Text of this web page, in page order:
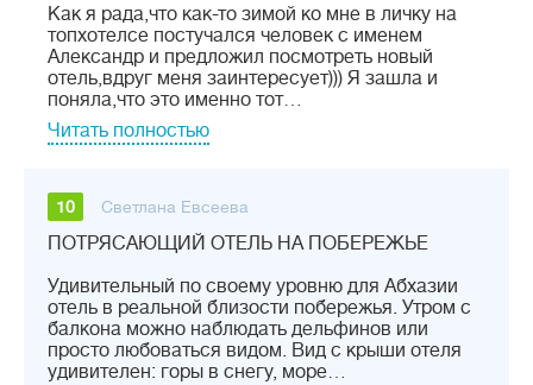
Как я рада,что как-то зимой ко мне в личку на
топхотелсе постучался человек с именем
Александр и предложил посмотреть новый
отель,вдруг меня заинтересует))) Я зашла и
поняла,что это именно тот…
Читать полностью
10 Светлана Евсеева
ПОТРЯСАЮЩИЙ ОТЕЛЬ НА ПОБЕРЕЖЬЕ
Удивительный по своему уровню для Абхазии
отель в реальной близости побережья. Утром с
балкона можно наблюдать дельфинов или
просто любоваться видом. Вид с крыши отеля
удивителен: горы в снегу, море…